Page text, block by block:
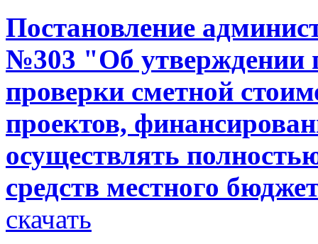
Постановление
№303 "Об утверждении
проверки сметной
проектов,
осуществлять
средств местного
скачать